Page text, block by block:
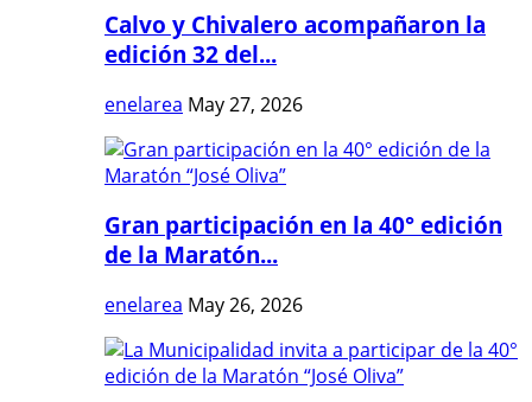
Calvo y Chivalero acompañaron la
edición 32 del...
enelarea May 27, 2026
Gran participación en la 40° edición
de la Maratón...
enelarea May 26, 2026